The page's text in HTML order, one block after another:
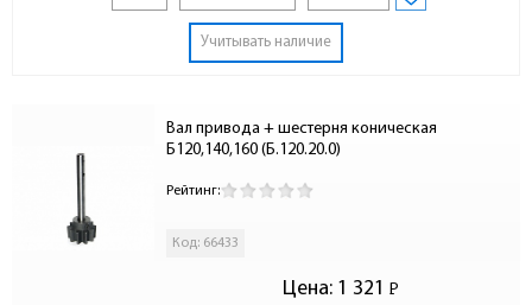
Учитывать наличие
Вал привода + шестерня коническая
Б120,140,160 (Б.120.20.0)
Рейтинг:
Код: 66433
Цена: 1 321 Р
-